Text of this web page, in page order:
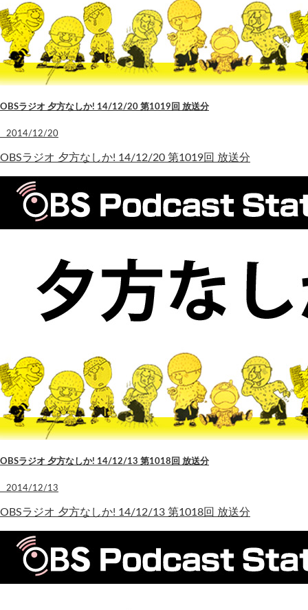
OBSラジオ 夕方なしか! 14/12/20 第1019回 放送分
2014/12/20
OBSラジオ 夕方なしか! 14/12/20 第1019回 放送分
OBSラジオ 夕方なしか! 14/12/13 第1018回 放送分
2014/12/13
OBSラジオ 夕方なしか! 14/12/13 第1018回 放送分